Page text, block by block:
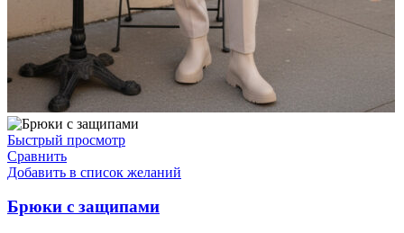
Быстрый просмотр
Сравнить
Добавить в список желаний
Брюки с защипами